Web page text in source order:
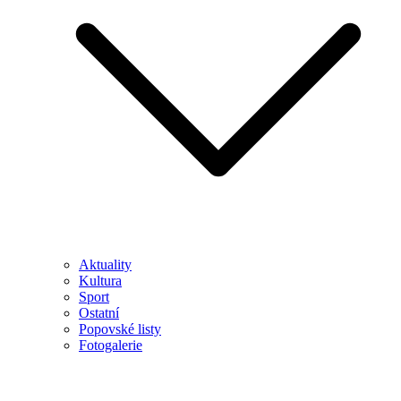
Aktuality
Kultura
Sport
Ostatní
Popovské listy
Fotogalerie